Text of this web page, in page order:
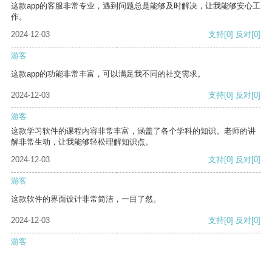
这款app的客服非常专业，遇到问题总是能够及时解决，让我能够安心工
作。
2024-12-03
支持[0] 反对[0]
游客
这款app的功能非常丰富，可以满足我不同的社交需求。
2024-12-03 支持[0] 反对[0]
游客
这款学习软件的课程内容非常丰富，涵盖了各个学科的知识。老师的讲
解非常生动，让我能够轻松理解知识点。
2024-12-03
支持[0] 反对[0]
游客
这款软件的界面设计非常简洁，一目了然。
2024-12-03 支持[0] 反对[0]
游客